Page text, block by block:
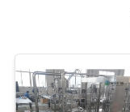
락
하